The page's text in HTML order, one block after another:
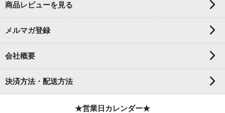
商品レビューを見る
メルマガ登録
会社概要
決済方法・配送方法
★営業日カレンダー★